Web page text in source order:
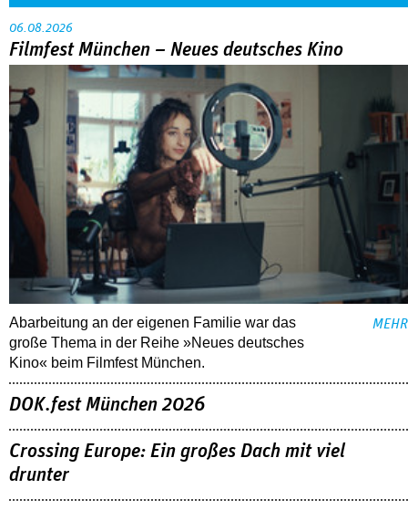
06.08.2026
Filmfest München – Neues deutsches Kino
Abarbeitung an der eigenen Familie war das
große Thema in der Reihe »Neues deutsches
Kino« beim Filmfest München.
MEHR
DOK.fest München 2026
Crossing Europe: Ein großes Dach mit viel
drunter